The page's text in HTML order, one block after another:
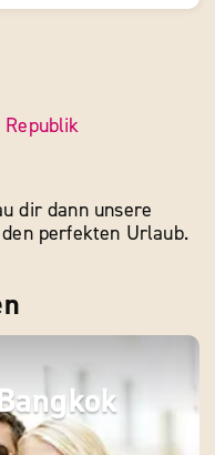
Republik
dir dann unsere
perfekten Urlaub.